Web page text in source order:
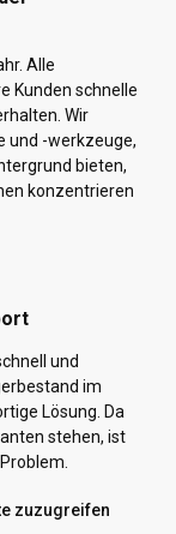
Alle
Kunden schnelle
Wir
und -werkzeuge,
bieten,
konzentrieren
und
im
Lösung. Da
stehen, ist
zuzugreifen